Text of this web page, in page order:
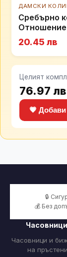
ДАМСКИ
Сребърно
Отношение
20.45 лв
Целият
76.97 лв
💗
🔒
💰 Без
Часовници и
на